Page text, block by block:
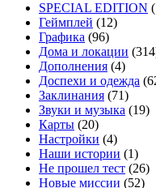
SPECIAL EDITION
Геймплей (12)
Графика (96)
Дома и локации
Дополнения (4)
Доспехи и одежда
Заклинания (71)
Звуки и музыка (19)
Карты (20)
Настройки (4)
Наши истории (1)
Не прошел тест (26)
Новые миссии (52)